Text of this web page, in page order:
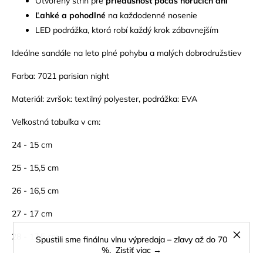
Spustili sme finálnu vlnu výpredaja – zľavy až do 70
%. Zistiť viac →
Ľahké a pohodlné na každodenné nosenie
LED podrážka, ktorá robí každý krok zábavnejším
Ideálne sandále na leto plné pohybu a malých dobrodružstiev
Farba: 7021 parisian night
Materiál: zvršok: textilný polyester, podrážka: EVA
Veľkostná tabuľka v cm:
24 - 15 cm
25 - 15,5 cm
26 - 16,5 cm
27 - 17 cm
28 - 17,5 cm